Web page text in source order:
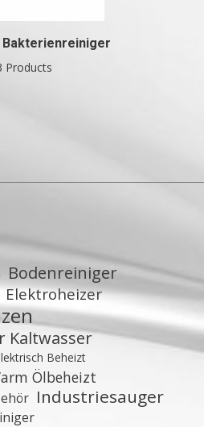
Bakterienreiniger
Products
Bodenreiniger
Elektroheizer
Kaltwasser
Beheizt
Ölbeheizt
Industriesauger